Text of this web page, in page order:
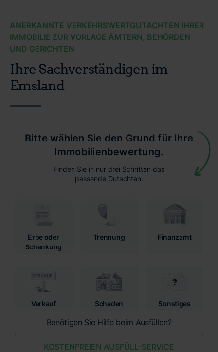
ANERKANNTE VERKEHRSWERTGUTACHTEN IHRER
IMMOBILIE ZUR VORLAGE ÄMTERN, BEHÖRDEN
UND GERICHTEN
Ihre Sachverständigen im
Emsland
Bitte wählen Sie den Grund für Ihre
Immobilienbewertung.
Finden Sie in nur drei Schritten das
passende Gutachten.
Erbe oder
Schenkung
Trennung Finanzamt
Verkauf Schaden Sonstiges
Benötigen Sie Hilfe beim Ausfüllen?
KOSTENFREIEN AUSFÜLL-SERVICE